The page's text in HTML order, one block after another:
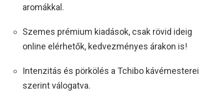
aromákkal.
Szemes prémium kiadások, csak rövid ideig
online elérhetők, kedvezményes árakon is!
Intenzitás és pörkölés a Tchibo kávémesterei
szerint válogatva.